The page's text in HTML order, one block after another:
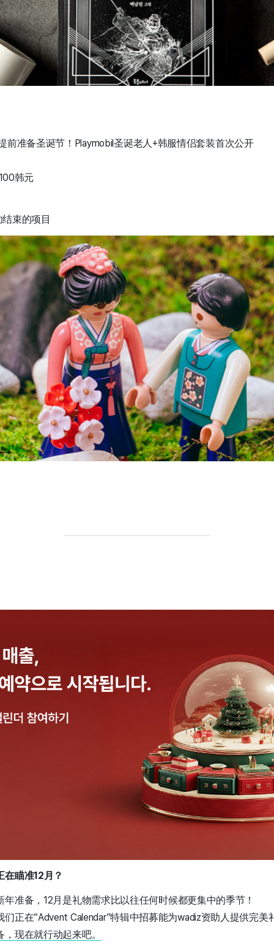
前准备圣诞节！Playmobil圣诞老人+韩服情侣套装首次公开
韩元
束的项目
在瞄准12月？
准备，12月是礼物需求比以往任何时候都更集中的季节！
正在“Advent Calendar”特辑中招募能为wadiz资助人提供完美
现在就行动起来吧。